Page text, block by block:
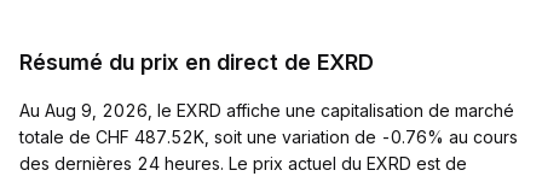
Résumé du prix en direct de EXRD
Au Aug 9, 2026, le EXRD affiche une capitalisation de marché
totale de CHF 487.52K, soit une variation de -0.76% au cours
des dernières 24 heures. Le prix actuel du EXRD est de